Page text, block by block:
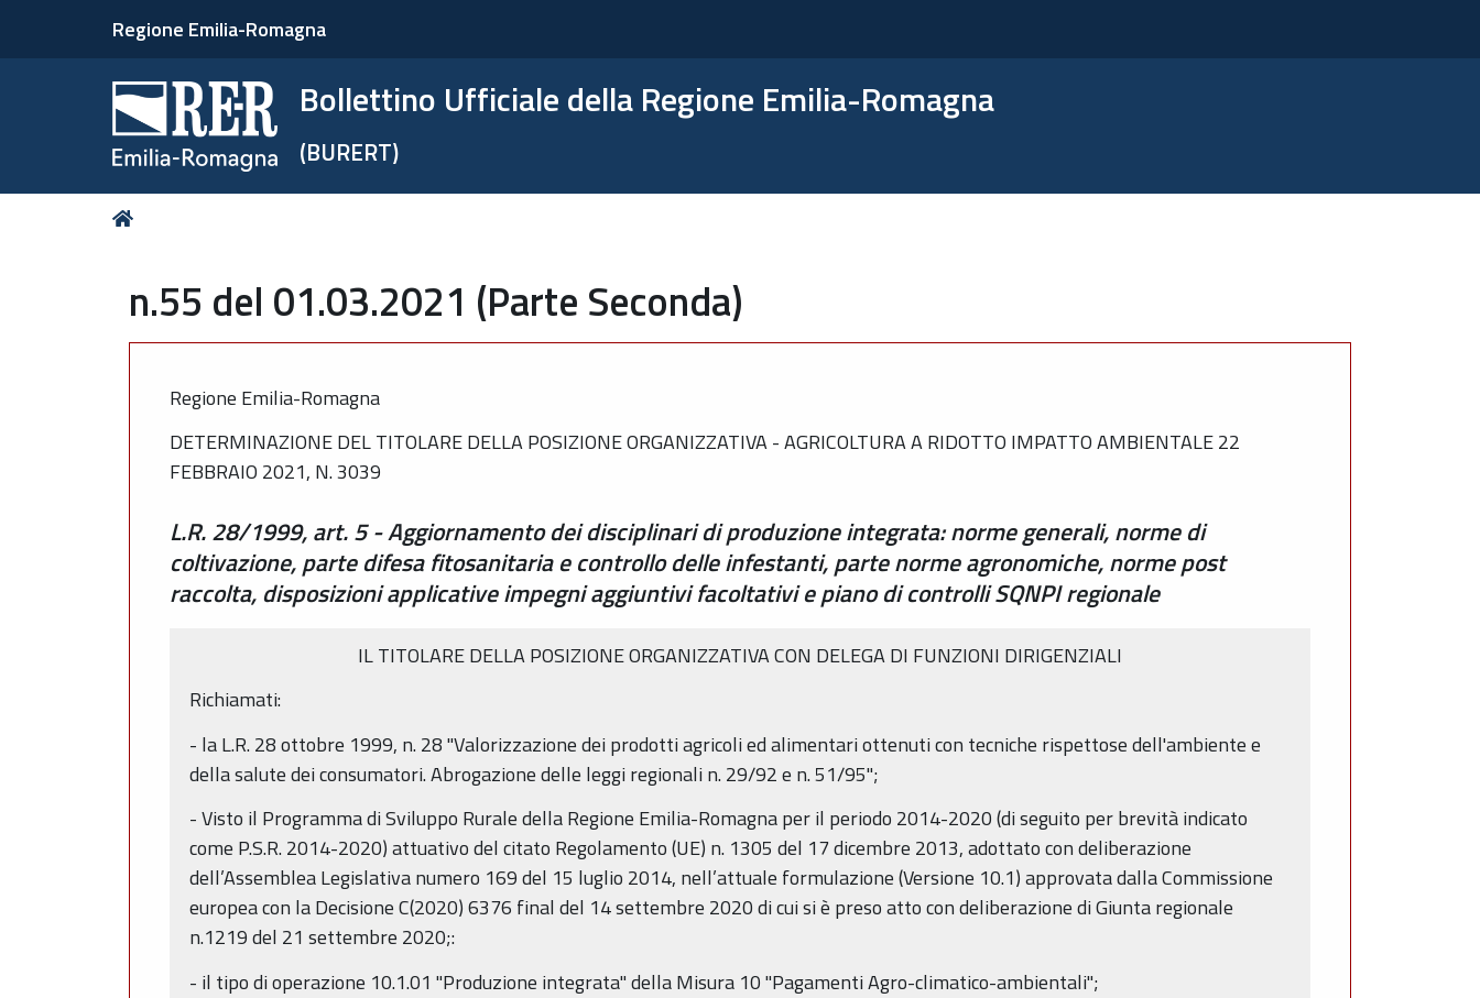
Regione Emilia-Romagna
Bollettino Ufficiale della Regione Emilia-Romagna
(BURERT)
Tu
n.55 del 01.03.2021 (Parte Seconda)
Regione Emilia-Romagna
DETERMINAZIONE DEL TITOLARE DELLA POSIZIONE ORGANIZZATIVA - AGRICOLTURA A RIDOTTO IMPATTO AMBIENTALE 22
FEBBRAIO 2021, N. 3039
L.R. 28/1999, art. 5 - Aggiornamento dei disciplinari di produzione integrata: norme generali, norme di
coltivazione, parte difesa fitosanitaria e controllo delle infestanti, parte norme agronomiche, norme post
raccolta, disposizioni applicative impegni aggiuntivi facoltativi e piano di controlli SQNPI regionale
IL TITOLARE DELLA POSIZIONE ORGANIZZATIVA CON DELEGA DI FUNZIONI DIRIGENZIALI
Richiamati:
- la L.R. 28 ottobre 1999, n. 28 "Valorizzazione dei prodotti agricoli ed alimentari ottenuti con tecniche rispettose dell'ambiente e
della salute dei consumatori. Abrogazione delle leggi regionali n. 29/92 e n. 51/95";
- Visto il Programma di Sviluppo Rurale della Regione Emilia-Romagna per il periodo 2014-2020 (di seguito per brevità indicato
come P.S.R. 2014-2020) attuativo del citato Regolamento (UE) n. 1305 del 17 dicembre 2013, adottato con deliberazione
dell’Assemblea Legislativa numero 169 del 15 luglio 2014, nell’attuale formulazione (Versione 10.1) approvata dalla Commissione
europea con la Decisione C(2020) 6376 final del 14 settembre 2020 di cui si è preso atto con deliberazione di Giunta regionale
n.1219 del 21 settembre 2020;:
- il tipo di operazione 10.1.01 "Produzione integrata" della Misura 10 "Pagamenti Agro-climatico-ambientali";